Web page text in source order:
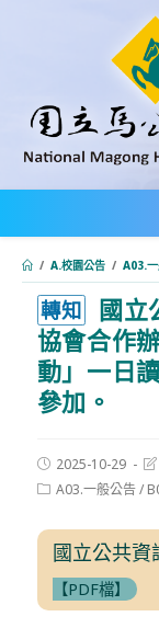
內
/ A.校園公告 / A03.
轉知
國立
協會合作
動」一日
參加。
Post
published:
2025-10-29
PostA03.一般公告/
國立公共資
【PDF檔】